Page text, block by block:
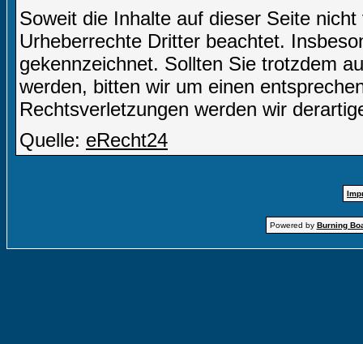
Soweit die Inhalte auf dieser Seite
Urheberrechte Dritter beachtet.
gekennzeichnet. Sollten Sie trotzdem
werden, bitten wir um einen
Rechtsverletzungen werden wir
Quelle: eRecht24
Powered by Burning